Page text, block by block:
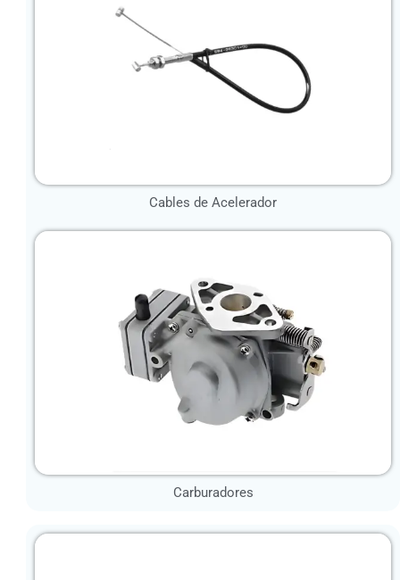
Cables de Acelerador
Carburadores